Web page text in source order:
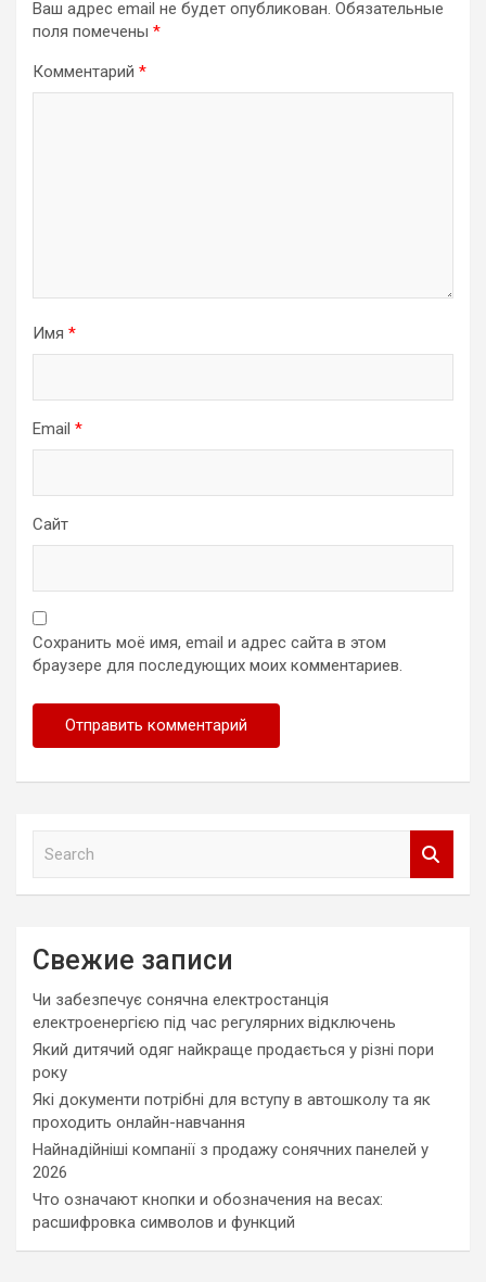
Ваш адрес email не будет опубликован. Обязательные
поля помечены *
Комментарий *
Имя *
Email *
Сайт
Сохранить моё имя, email и адрес сайта в этом
браузере для последующих моих комментариев.
h
Свежие записи
Чи забезпечує сонячна електростанція
електроенергією під час регулярних відключень
Який дитячий одяг найкраще продається у різні пори
року
Які документи потрібні для вступу в автошколу та як
проходить онлайн-навчання
Найнадійніші компанії з продажу сонячних панелей у
2026
Что означают кнопки и обозначения на весах:
расшифровка символов и функций